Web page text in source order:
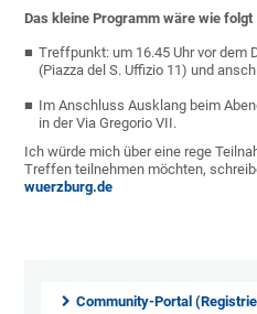
Das kleine Programm wäre wie folgt
Treffpunkt: um 16.45 Uhr vor dem
(Piazza del S. Uffizio 11) und
Im Anschluss Ausklang beim
in der Via Gregorio VII.
Ich würde mich über eine rege
Treffen teilnehmen möchten,
wuerzburg.de
Community-Portal